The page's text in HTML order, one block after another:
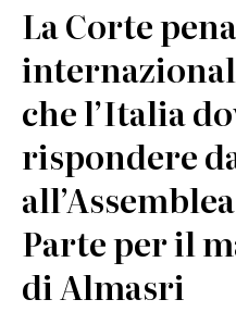
La Corte
che l’Italia
rispondere
Parte per il
di Almasri